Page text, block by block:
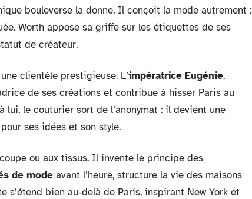
bouleverse la donne. Il conçoit la mode autrement :
Worth appose sa griffe sur les étiquettes de ses
de créateur.
clientèle prestigieuse. L’impératrice Eugénie,
de ses créations et contribue à hisser Paris au
lui, le couturier sort de l’anonymat : il devient une
ses idées et son style.
ou aux tissus. Il invente le principe des
de mode avant l’heure, structure la vie des maisons
s’étend bien au-delà de Paris, inspirant New York et